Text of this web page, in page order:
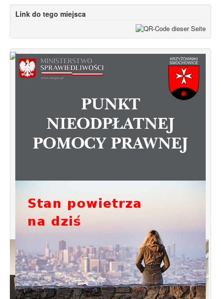
Od 1 stycznia 2023 roku zmiany w
funkcjonowaniu linii autobusowych
kursujących na Krzyżowniki-Smochowice
Link do tego miejsca